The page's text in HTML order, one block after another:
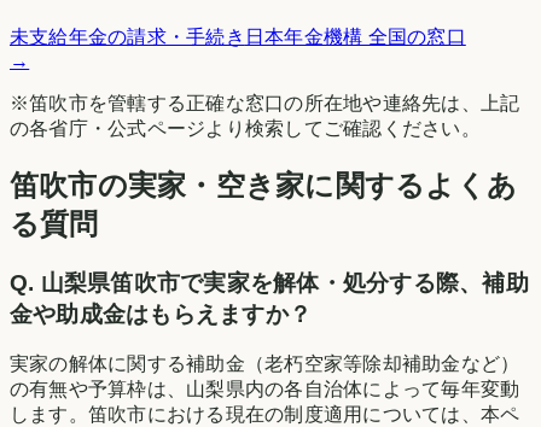
未支給年金の請求・手続き 日本年金機構 全国の窓口
→
※笛吹市を管轄する正確な窓口の所在地や連絡先は、上記
の各省庁・公式ページより検索してご確認ください。
笛吹市の実家・空き家に関するよくあ
る質問
Q. 山梨県笛吹市で実家を解体・処分する際、補助
金や助成金はもらえますか？
実家の解体に関する補助金（老朽空家等除却補助金など）
の有無や予算枠は、山梨県内の各自治体によって毎年変動
します。笛吹市における現在の制度適用については、本ペ